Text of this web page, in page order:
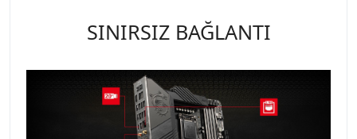
SINIRSIZ BAĞLANTI